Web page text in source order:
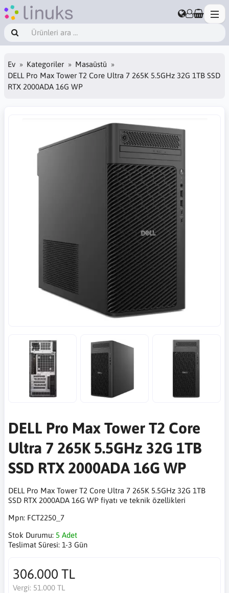
Ev Kategoriler
Masaüstü
DELL Pro Max Tower T2 Core Ultra 7 265K 5.5GHz 32G 1TB SSD
RTX 2000ADA 16G WP
DELL Pro Max Tower T2 Core
Ultra 7 265K 5.5GHz 32G 1TB
SSD RTX 2000ADA 16G WP
DELL Pro Max Tower T2 Core Ultra 7 265K 5.5GHz 32G 1TB
SSD RTX 2000ADA 16G WP fiyatı ve teknik özellikleri
Mpn: FCT2250_7
Stok Durumu: 5 Adet
Teslimat Süresi: 1-3 Gün
306.000 TL
Vergi: 51.000 TL